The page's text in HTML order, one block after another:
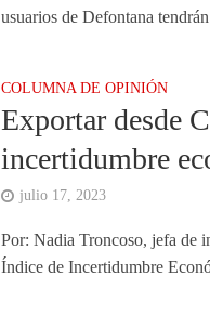
usuarios de Defontana
COLUMNA DE OPINIÓN
Exportar desde
incertidumbre
julio 17, 2023
Por: Nadia Troncoso, jefa de
Índice de Incertidumbre